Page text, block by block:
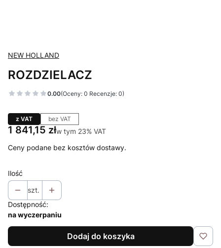
NEW HOLLAND
ROZDZIELACZ
0.00(Oceny: 0 Recenzje: 0)
z VAT bez VAT
Cena
1 841,15 złw tym 23% VAT
w tym 23% VAT
Ceny podane bez kosztów dostawy.
Ilość
szt.
Dostępność:
na wyczerpaniu
Dodaj do koszyka